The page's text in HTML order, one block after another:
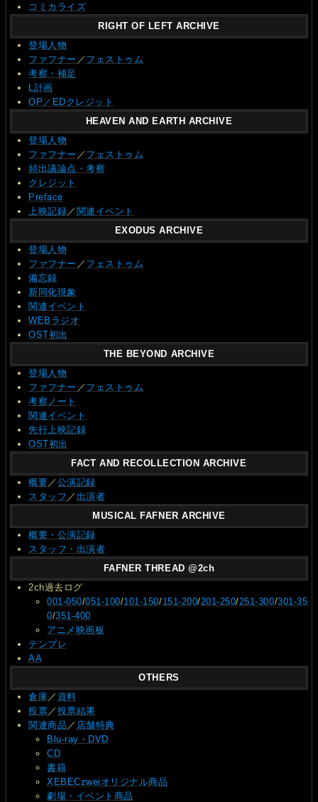
コミカライズ
RIGHT OF LEFT ARCHIVE
登場人物
ファフナー ／ フェストゥム
考察・補足
L計画
OP／EDクレジット
HEAVEN AND EARTH ARCHIVE
登場人物
ファフナー ／ フェストゥム
頻出議論点・考察
クレジット
Preface
上映記録 ／ 関連イベント
EXODUS ARCHIVE
登場人物
ファフナー ／ フェストゥム
備忘録
新同化現象
関連イベント
WEBラジオ
OST初出
THE BEYOND ARCHIVE
登場人物
ファフナー ／ フェストゥム
考察ノート
関連イベント
先行上映記録
OST初出
FACT AND RECOLLECTION ARCHIVE
概要 ／ 公演記録
スタッフ ／ 出演者
MUSICAL FAFNER ARCHIVE
概要・公演記録
スタッフ・出演者
FAFNER THREAD @2ch
2ch過去ログ
001-050/051-100/101-150/151-200/201-250/251-300/301-35
0/351-400
アニメ映画板
テンプレ
AA
OTHERS
倉庫 ／ 資料
投票 ／ 投票結果
関連商品 ／ 店舗特典
Blu-ray・DVD
CD
書籍
XEBECzweiオリジナル商品
劇場・イベント商品